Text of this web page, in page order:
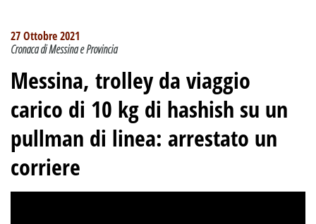
27 Ottobre 2021
Cronaca di Messina e Provincia
Messina, trolley da viaggio
carico di 10 kg di hashish su un
pullman di linea: arrestato un
corriere